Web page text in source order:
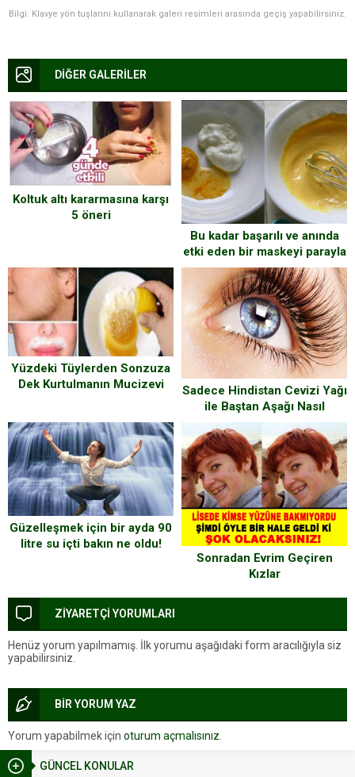
GÜNCEL KONULAR
Bilgi: Klavye yön tuşlarını kullanarak galeri resimleri arasında geçiş yapabilirsiniz.
DİĞER GALERİLER
Koltuk altı kararmasına karşı
5 öneri
Bu kadar başarılı ve anında
etki eden bir maskeyi parayla
satın alabileceğinizi
sanmıyorum.
Yüzdeki Tüylerden Sonzuza
Dek Kurtulmanın Mucizevi
Sadece Hindistan Cevizi Yağı
ile Baştan Aşağı Nasıl
Güzelleşiriz
Güzelleşmek için bir ayda 90
litre su içti bakın ne oldu!
Sonradan Evrim Geçiren
Kızlar
ZİYARETÇİ YORUMLARI
Henüz yorum yapılmamış. İlk yorumu aşağıdaki form aracılığıyla siz
yapabilirsiniz.
BİR YORUM YAZ
Yorum yapabilmek için oturum açmalısınız.